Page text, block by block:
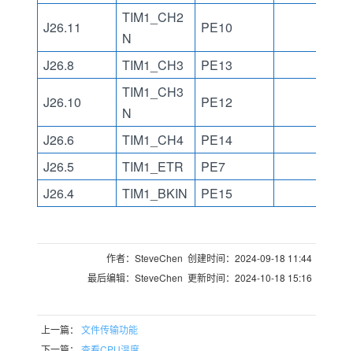
J26.11
TIM1_CH2
N
PE10
J26.8 TIM1_CH3 PE13
J26.10
TIM1_CH3
N
PE12
J26.6 TIM1_CH4
PE14
J26.5
TIM1_ETR
PE7
J26.4
TIM1_BKIN PE15
作者：SteveChen 创建时间：2024-09-18 11:44
最后编辑：SteveChen 更新时间：2024-10-18 15:16
上一篇：文件传输功能